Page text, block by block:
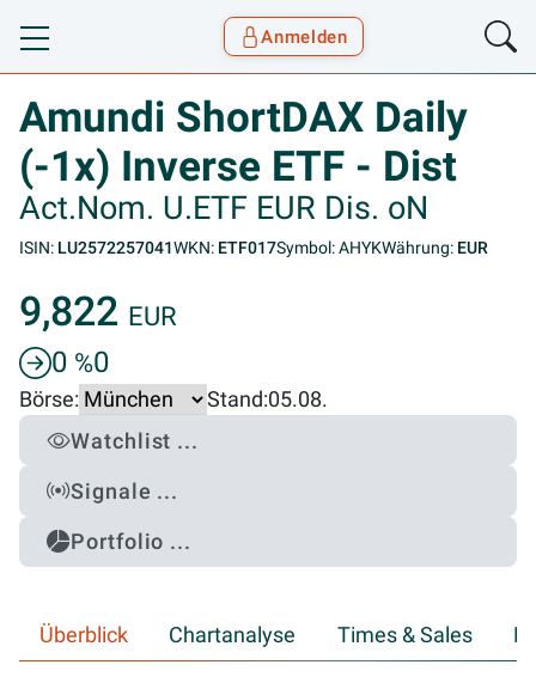
Toggle navigation
Anmelden
Amundi ShortDAX Daily
(-1x) Inverse ETF - Dist
Act.Nom. U.ETF EUR Dis. oN
ISIN: LU2572257041WKN: ETF017Symbol: AHYKWährung: EUR
9,822 EUR
0 %0
Börse: Stand:05.08.
Watchlist ...
Signale ...
Portfolio ...
Überblick Chartanalyse Times & Sales